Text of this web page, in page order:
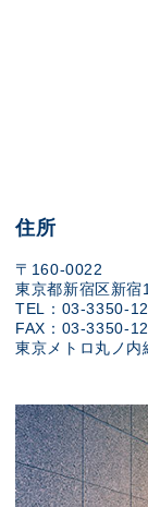
住所
〒160-0022
東京都新宿区新
TEL：03-3350-
FAX：03-3350-
東京メトロ丸ノ